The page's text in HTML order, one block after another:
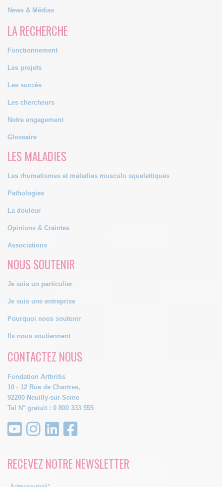
News & Médias
LA RECHERCHE
Fonctionnement
Les projets
Les succès
Les chercheurs
Notre engagement
Glossaire
LES MALADIES
Les rhumatismes et maladies musculo squelettiques
Pathologies
La douleur
Opinions & Craintes
Associations
NOUS SOUTENIR
Je suis un particulier
Je suis une entreprise
Pourquoi nous soutenir
Ils nous soutiennent
CONTACTEZ NOUS
Fondation Arthritis
10 - 12 Rue de Chartres,
92200 Neuilly-sur-Seine
Tel N° gratuit : 0 800 333 555
RECEVEZ NOTRE NEWSLETTER